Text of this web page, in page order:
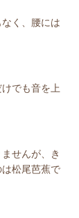
く、腰には
でも音を上
せんが、き
松尾芭蕉で